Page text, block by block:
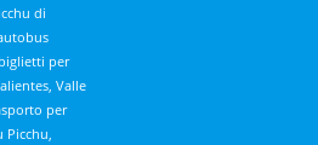
di
per
Valle
per
Picchu,